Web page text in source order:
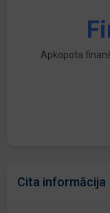
Apkopota
Cita informācija